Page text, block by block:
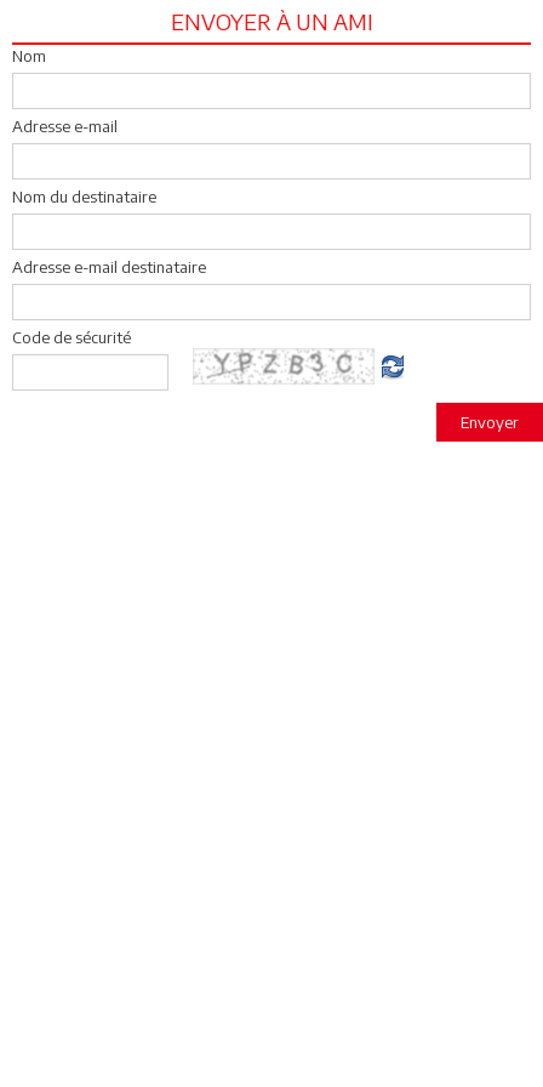
ENVOYER À UN AMI
Nom
Adresse e-mail
Nom du destinataire
Adresse e-mail destinataire
Code de sécurité
Envoyer